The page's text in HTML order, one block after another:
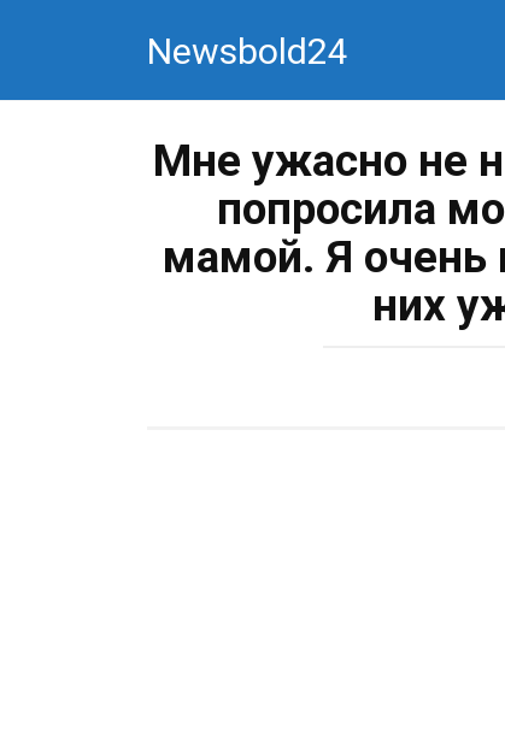
Newsbold24
Мне ужасно не
попросила
мамой. Я очень
них